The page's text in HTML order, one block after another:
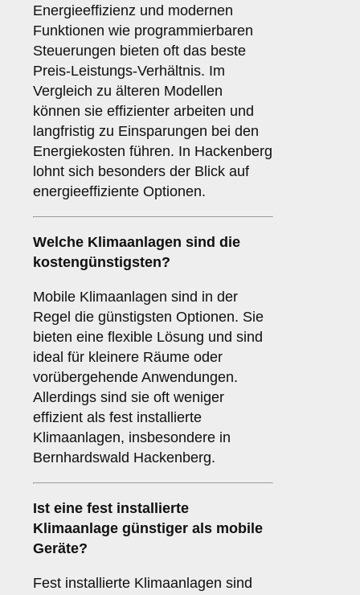
Energieeffizienz und modernen
Funktionen wie programmierbaren
Steuerungen bieten oft das beste
Preis-Leistungs-Verhältnis. Im
Vergleich zu älteren Modellen
können sie effizienter arbeiten und
langfristig zu Einsparungen bei den
Energiekosten führen. In Hackenberg
lohnt sich besonders der Blick auf
energieeffiziente Optionen.
Welche Klimaanlagen sind die
kostengünstigsten?
Mobile Klimaanlagen sind in der
Regel die günstigsten Optionen. Sie
bieten eine flexible Lösung und sind
ideal für kleinere Räume oder
vorübergehende Anwendungen.
Allerdings sind sie oft weniger
effizient als fest installierte
Klimaanlagen, insbesondere in
Bernhardswald Hackenberg.
Ist eine fest installierte
Klimaanlage günstiger als mobile
Geräte?
Fest installierte Klimaanlagen sind